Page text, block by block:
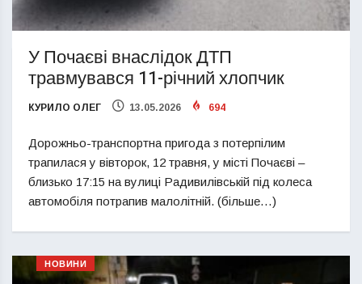
У Почаєві внаслідок ДТП
травмувався 11-річний хлопчик
КУРИЛО ОЛЕГ 13.05.2026 694
Дорожньо-транспортна пригода з потерпілим
трапилася у вівторок, 12 травня, у місті Почаєві –
близько 17:15 на вулиці Радивилівській під колеса
автомобіля потрапив малолітній. (більше…)
НОВИНИ